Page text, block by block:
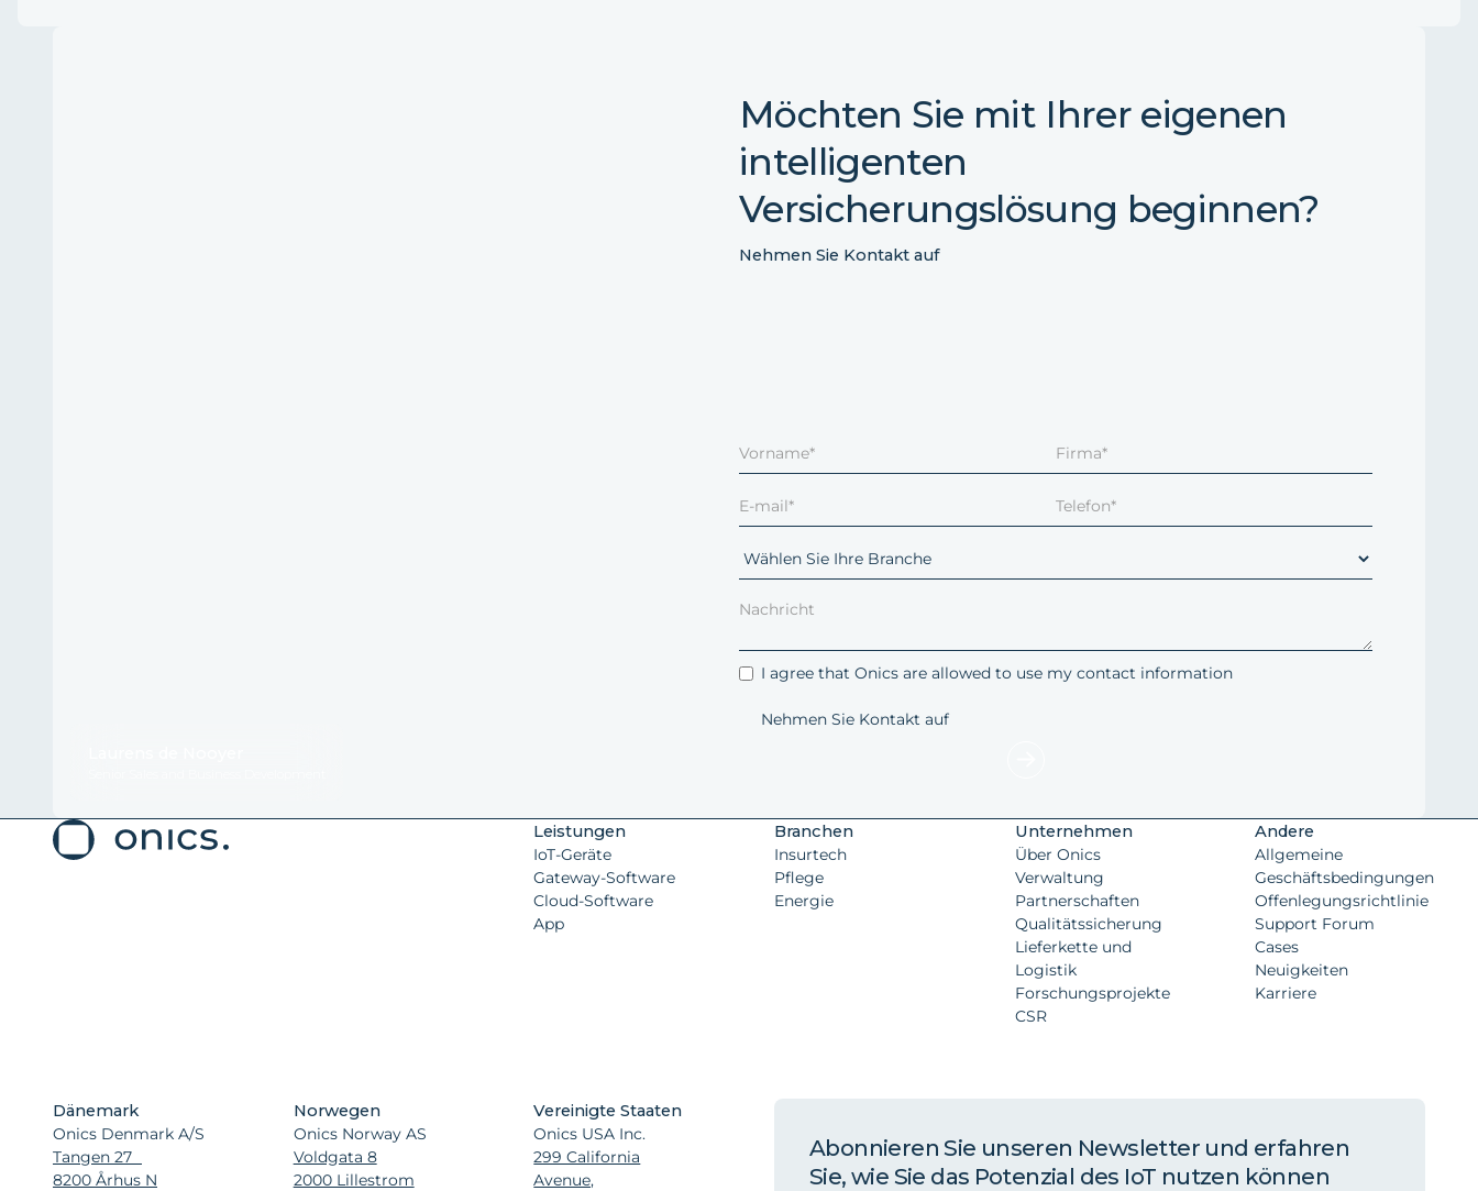
Möchten Sie mit Ihrer eigenen
intelligenten
Versicherungslösung beginnen?
Nehmen Sie Kontakt auf
I agree that Onics are allowed to use my contact information
Leistungen
IoT-Geräte
Gateway-Software
Cloud-Software
App
Branchen
Insurtech
Pflege
Energie
Unternehmen
Über Onics
Verwaltung
Partnerschaften
Qualitätssicherung
Lieferkette und
Logistik
Forschungsprojekte
CSR
Andere
Allgemeine
Geschäftsbedingungen
Offenlegungsrichtlinie
Support Forum
Cases
Neuigkeiten
Karriere
Dänemark
Onics Denmark A/S
Tangen 27
8200 Århus N
Norwegen
Onics Norway AS
Voldgata 8
2000 Lillestrom
Vereinigte Staaten
Onics USA Inc.
299 California
Avenue,
Abonnieren Sie unseren Newsletter und erfahren
Sie, wie Sie das Potenzial des IoT nutzen können